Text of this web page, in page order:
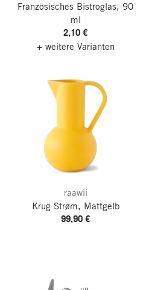
Französisches Bistroglas, 90
ml
2,10 €
+ weitere Varianten
raawii
Krug Strøm, Mattgelb
99,90 €